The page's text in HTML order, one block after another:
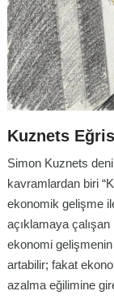
Kuznets
Simon Kuznets
kavramlardan biri
ekonomik gelişme
açıklamaya
ekonomi
artabilir; fakat
azalma eğilimine